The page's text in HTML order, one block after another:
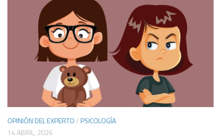
OPINIÓN DEL EXPERTO/PSICOLOGÍA
14 ABRIL, 2026